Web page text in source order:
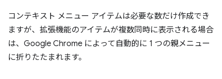
コンテキスト メニュー アイテムは必要な数だけ作成でき
ますが、拡張機能のアイテムが複数同時に表示される場合
は、Google Chrome によって自動的に 1 つの親メニュー
に折りたたまれます。